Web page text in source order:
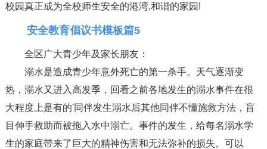
校园真正成为全校师生安全的港湾,和谐的家园!
安全教育倡议书模板篇5
全区广大青少年及家长朋友：
溺水是造成青少年意外死亡的第一杀手。天气逐渐变
热，溺水又进入高发季，回看之前各地发生的溺水事件在很
大程度上是有的'同伴发生溺水后其他同伴不懂施救方法，盲
目伸手救助而被拖入水中溺亡。事件的发生，给每名溺水学
生的家庭带来了巨大的精神伤害和无法弥补的损失。可以